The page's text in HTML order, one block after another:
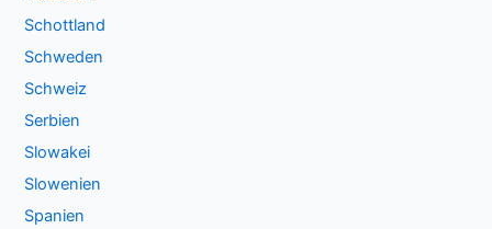
Schottland
Schweden
Schweiz
Serbien
Slowakei
Slowenien
Spanien